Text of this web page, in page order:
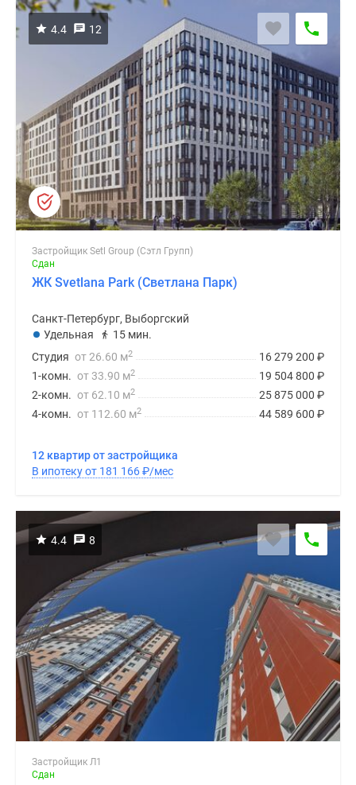
4.4 12
Застройщик Setl Group (Сэтл Групп)
Сдан
ЖК Svetlana Park (Светлана Парк)
Санкт-Петербург, Выборгский
Удельная
15 мин.
16 279 200 ₽
Студия от 26.60 м2
19 504 800 ₽
1-комн. от 33.90 м2
25 875 000 ₽
2-комн. от 62.10 м2
44 589 600 ₽
4-комн. от 112.60 м2
12 квартир от застройщика
В ипотеку от 181 166₽/мес
4.4 8
Застройщик Л1
Сдан